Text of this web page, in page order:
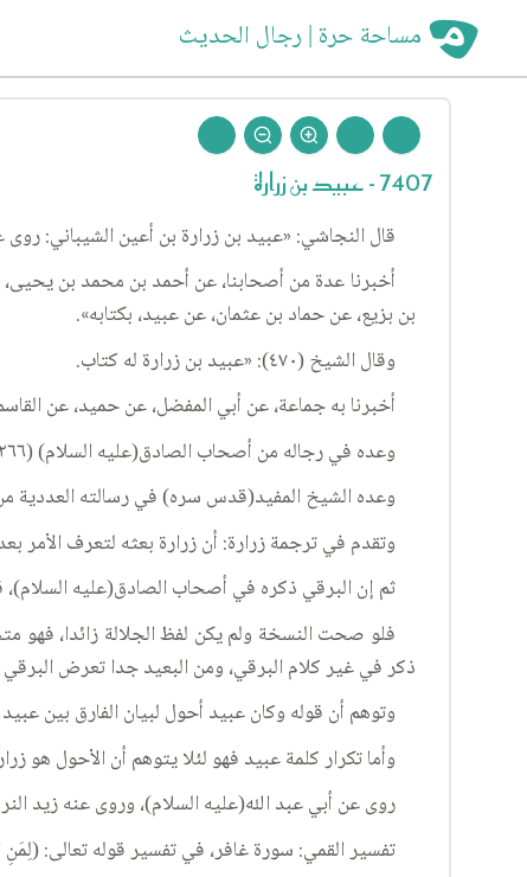
مساحة حرة | رجال الحديث
7407 - عبيد بن زرارة
قال النجاشي: «عبيد بن زرارة بن أعين الشيباني:
أخبرنا عدة من أصحابنا، عن أحمد بن محمد بن
بن بزيع، عن حماد بن عثمان، عن عبيد، بكتابه».
وقال الشيخ (٤٧٠): «عبيد بن زرارة له كتاب.
أخبرنا به جماعة، عن أبي المفضل، عن حميد، عن
وعده في رجاله من أصحاب الصادق(عليه السلام) (٢٦٦)، قائلا: «عبيد بن زرارة بن أعين الشيباني مولى، كوفي».
وعده الشيخ المفيد(قدس سره) في رسالته العددية من
وتقدم في ترجمة زرارة: أن زرارة بعثه لتعرف الأمر
ثم إن البرقي ذكره في أصحاب الصادق(عليه السلام)،
فلو صحت النسخة ولم يكن لفظ الجلالة زائدا، فهو
ذكر في غير كلام البرقي، ومن البعيد جدا تعرض
وتوهم أن قوله وكان عبيد أحول لبيان الفارق بين
وأما تكرار كلمة عبيد فهو لئلا يتوهم أن الأحول هو
روى عن أبي عبد الله(عليه السلام)، وروى عنه زيد
تفسير القمي: سورة غافر، في تفسير قوله تعالى: (لِمَنِ